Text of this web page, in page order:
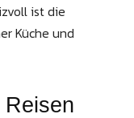
ist die
Küche und